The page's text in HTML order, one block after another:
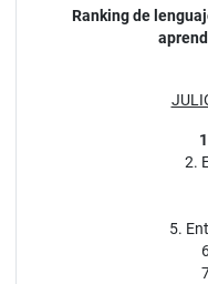
Ranking de
2.
5.